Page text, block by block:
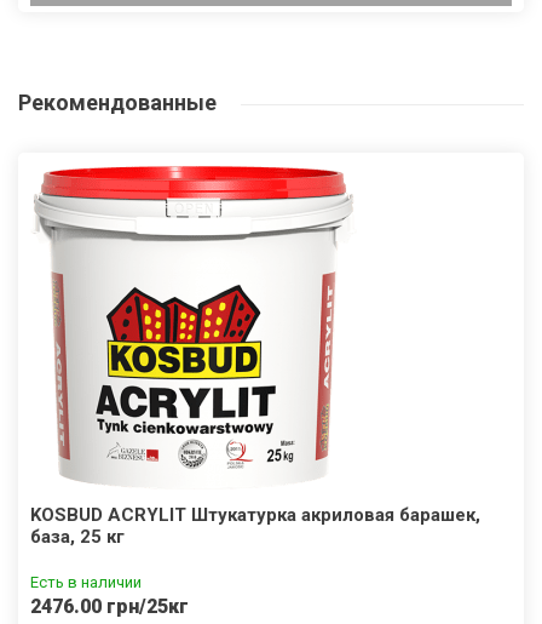
Рекомендованные
KOSBUD ACRYLIT Штукатурка акриловая барашек,
база, 25 кг
Есть в наличии
2476.00 грн/25кг